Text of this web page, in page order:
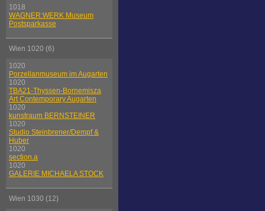
1018
WAGNER:WERK Museum
Postsparkasse
Wien 1020 (6)
1020
Porzellanmuseum im Augarten
1020
TBA21-Thyssen-Bornemisza
Art Contemporary Augarten
1020
kunstraum BERNSTEINER
1020
Studio Steinbrener/Dempf &
Huber
1020
section.a
1020
GALERIE MICHAELA STOCK
Wien 1030 (12)